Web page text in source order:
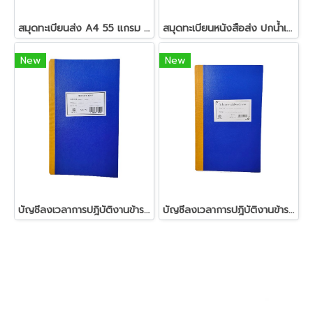
สมุดทะเบียนส่ง A4 55 แกรม 80 สมุดทะเบียนหนังสือส่ง ปกน้ำเงินเคลือบ
New
บัญชีลงเวลาการปฎิบัติงานข้าราชการ (หน้าคู่)
New
บัญชีลงเวลาการปฎิบัติงานข้าราชการ (หน้าเดี่ยว)